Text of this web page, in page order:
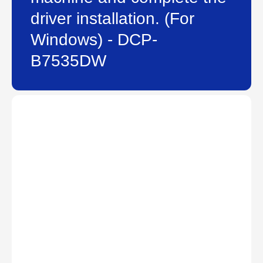
driver installation. (For
Windows) - DCP-
B7535DW